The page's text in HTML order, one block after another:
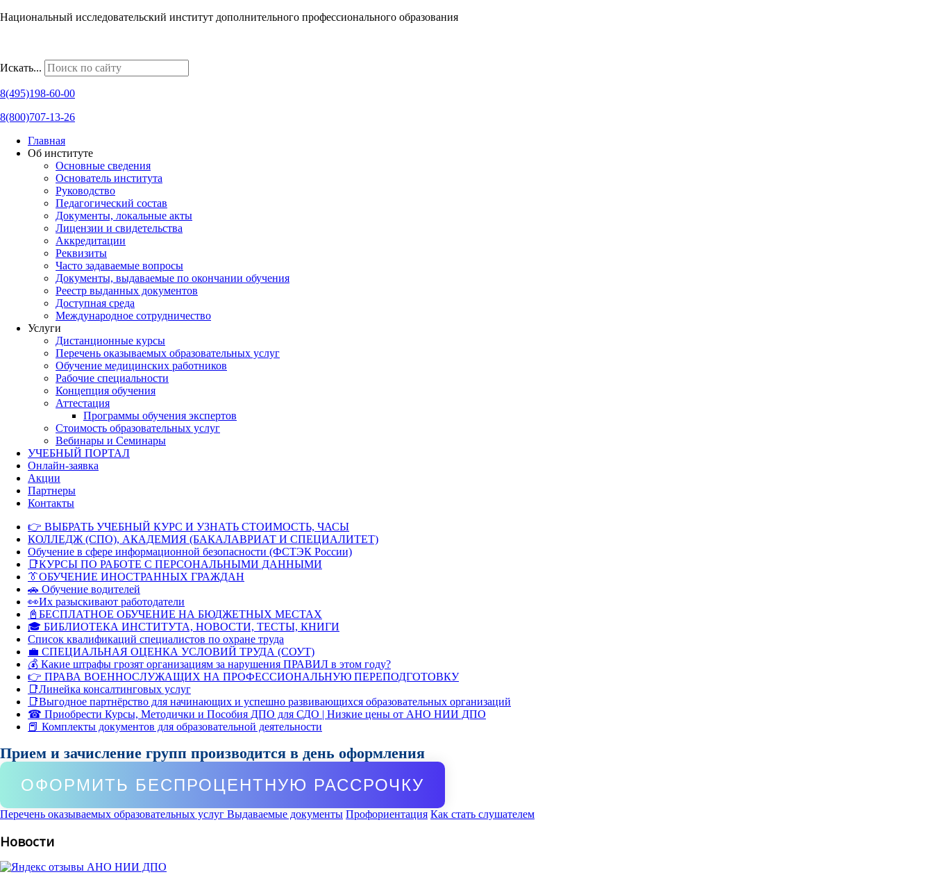
Национальный исследовательский институт дополнительного профессионального образования
Искать...
8(495)198-60-00
8(800)707-13-26
Главная
Об институте
Основные сведения
Основатель института
Руководство
Педагогический состав
Документы, локальные акты
Лицензии и свидетельства
Аккредитации
Реквизиты
Часто задаваемые вопросы
Документы, выдаваемые по окончании обучения
Реестр выданных документов
Доступная среда
Международное сотрудничество
Услуги
Дистанционные курсы
Перечень оказываемых образовательных услуг
Обучение медицинских работников
Рабочие специальности
Концепция обучения
Аттестация
Программы обучения экспертов
Стоимость образовательных услуг
Вебинары и Семинары
УЧЕБНЫЙ ПОРТАЛ
Онлайн-заявка
Акции
Партнеры
Контакты
👉 ВЫБРАТЬ УЧЕБНЫЙ КУРС И УЗНАТЬ СТОИМОСТЬ, ЧАСЫ
КОЛЛЕДЖ (СПО), АКАДЕМИЯ (БАКАЛАВРИАТ И СПЕЦИАЛИТЕТ)
Обучение в сфере информационной безопасности (ФСТЭК России)
📑КУРСЫ ПО РАБОТЕ С ПЕРСОНАЛЬНЫМИ ДАННЫМИ
👔ОБУЧЕНИЕ ИНОСТРАННЫХ ГРАЖДАН
🚗 Обучение водителей
👀Их разыскивают работодатели
📓БЕСПЛАТНОЕ ОБУЧЕНИЕ НА БЮДЖЕТНЫХ МЕСТАХ
🎓 БИБЛИОТЕКА ИНСТИТУТА, НОВОСТИ, ТЕСТЫ, КНИГИ
Список квалификаций специалистов по охране труда
💼 СПЕЦИАЛЬНАЯ ОЦЕНКА УСЛОВИЙ ТРУДА (СОУТ)
💰 Какие штрафы грозят организациям за нарушения ПРАВИЛ в этом году?
👉 ПРАВА ВОЕННОСЛУЖАЩИХ НА ПРОФЕССИОНАЛЬНУЮ ПЕРЕПОДГОТОВКУ
📑Линейка консалтинговых услуг
📑Выгодное партнёрство для начинающих и успешно развивающихся образовательных организаций
☎ Приобрести Курсы, Методички и Пособия ДПО для СДО | Низкие цены от АНО НИИ ДПО
📕 Комплекты документов для образовательной деятельности
Прием и зачисление групп производится в день оформления
ОФОРМИТЬ БЕСПРОЦЕНТНУЮ РАССРОЧКУ
Перечень оказываемых образовательных услуг Выдаваемые документы Профориентация Как стать слушателем
Новости